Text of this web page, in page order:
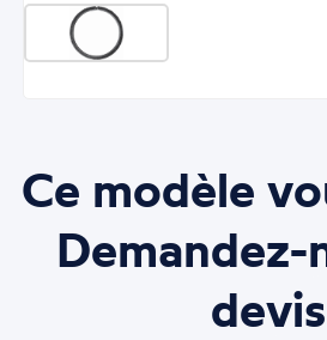
Ce modèle
Demandez-
devis